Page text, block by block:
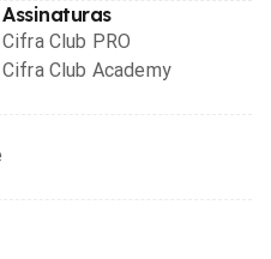
Assinaturas
Cifra Club PRO
Cifra Club Academy